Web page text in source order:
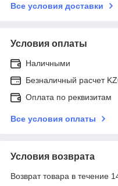
Все условия доставки
Условия оплаты
Наличными
Безналичный расчет
Оплата по реквизитам
Все условия оплаты
Условия возврата
Возврат товара в течение